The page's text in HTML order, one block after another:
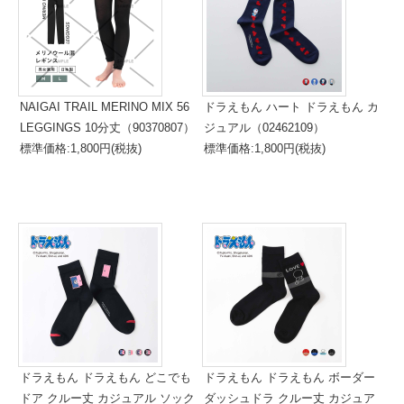
NAIGAI TRAIL MERINO MIX 56
LEGGINGS 10分丈（90370807）
標準価格:1,800円(税抜)
ドラえもん ハート ドラえもん カ
ジュアル（02462109）
標準価格:1,800円(税抜)
ドラえもん ドラえもん どこでも
ドア クルー丈 カジュアル ソック
ドラえもん ドラえもん ボーダー
ダッシュドラ クルー丈 カジュア